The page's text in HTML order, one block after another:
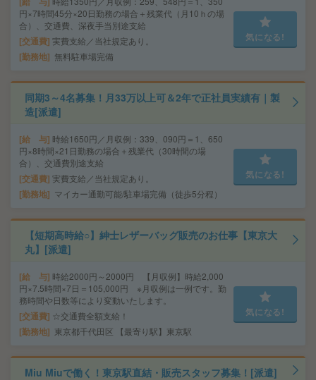
円×7時間45分×20日勤務の場合＋残業代（月10ｈの場
合）、交通費、深夜手当別途支給
交通費 実費支給／当社規定あり。
勤務地 無料駐車場完備
気になる!
同期3～4名募集！月33万以上可＆2年で正社員実績有｜製
造[派遣]
給 与 時給1650円／月収例：339、090円＝1、650
円×8時間×21日勤務の場合＋残業代（30時間の場
合）、交通費別途支給
交通費 実費支給／当社規定あり。
勤務地 マイカー通勤可能/駐車場完備（徒歩5分程）
気になる!
【短期高時給○】紳士レザーバッグ販売のお仕事【東京大
丸】[派遣]
給 与 時給2000円～2000円 【月収例】時給2,000
円×7.5時間×7日＝105,000円 ※月収例は一例です。勤
務時間や日数等により変動いたします。
交通費 ☆交通費全額支給！
勤務地 東京都千代田区 【最寄り駅】東京駅
気になる!
Miu Miuで働く！東京駅直結・販売スタッフ募集！[派遣]